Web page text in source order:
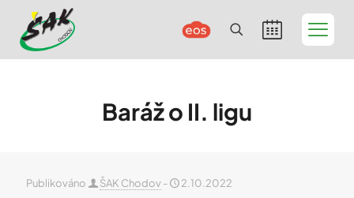
Baráž o II. ligu
Publikováno ŠAK Chodov- 2.10.2022